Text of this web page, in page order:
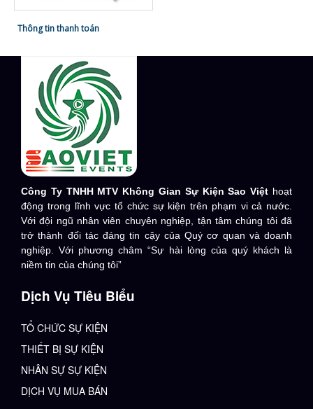
Thông tin thanh toán
Công Ty TNHH MTV Không Gian Sự Kiện Sao Việt hoạt
động trong lĩnh vực tổ chức sự kiện trên phạm vi cả nước.
Với đội ngũ nhân viên chuyên nghiệp, tận tâm chúng tôi đã
trở thành đối tác đáng tin cậy của Quý cơ quan và doanh
nghiệp. Với phương châm “Sự hài lòng của quý khách là
niềm tin của chúng tôi”
Dịch Vụ Tiêu Biểu
TỔ CHỨC SỰ KIỆN
THIẾT BỊ SỰ KIỆN
NHÂN SỰ SỰ KIỆN
DỊCH VỤ MUA BÁN